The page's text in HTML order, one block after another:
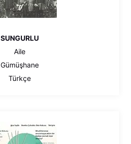
SUNGURLU
Aile
Gümüşhane
Türkçe